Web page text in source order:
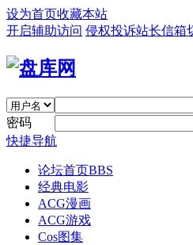
设为首页收藏本站
开启辅助访问 侵权投诉站长信箱
密码
快捷导航
论坛首页BBS
经典电影
ACG漫画
ACG游戏
Cos图集